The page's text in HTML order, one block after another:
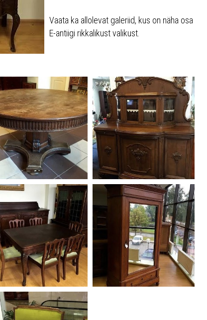
Vaata ka allolevat galeriid, kus on näha osa
E-antiigi rikkalikust valikust.